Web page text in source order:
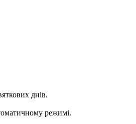
днів.
режимі.